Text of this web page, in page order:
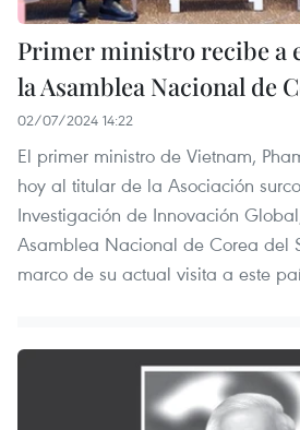
Primer ministro recibe a
la Asamblea Nacional de
02/07/2024 14:22
El primer ministro de Vietnam,
hoy al titular de la Asociación
Investigación de Innovación
Asamblea Nacional de Corea del
marco de su actual visita a este